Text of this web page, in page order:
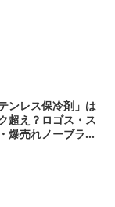
ンレス保冷剤」は
超え？ロゴス・ス
爆売れノーブラン